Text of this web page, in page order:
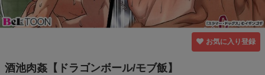
お気に入り登録
酒池肉姦【ドラゴンボール/モブ飯】